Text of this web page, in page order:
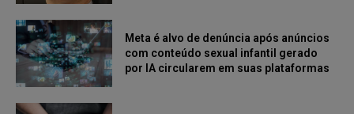
Meta é alvo de denúncia após anúncios
com conteúdo sexual infantil gerado
por IA circularem em suas plataformas